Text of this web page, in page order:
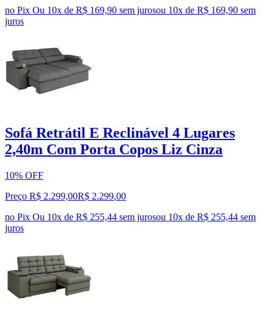
no Pix Ou 10x de R$ 169,90 sem jurosou 10x de R$ 169,90 sem
juros
Sofá Retrátil E Reclinável 4 Lugares
2,40m Com Porta Copos Liz Cinza
10% OFF
Preço R$ 2.299,00R$ 2.299,00
no Pix Ou 10x de R$ 255,44 sem jurosou 10x de R$ 255,44 sem
juros